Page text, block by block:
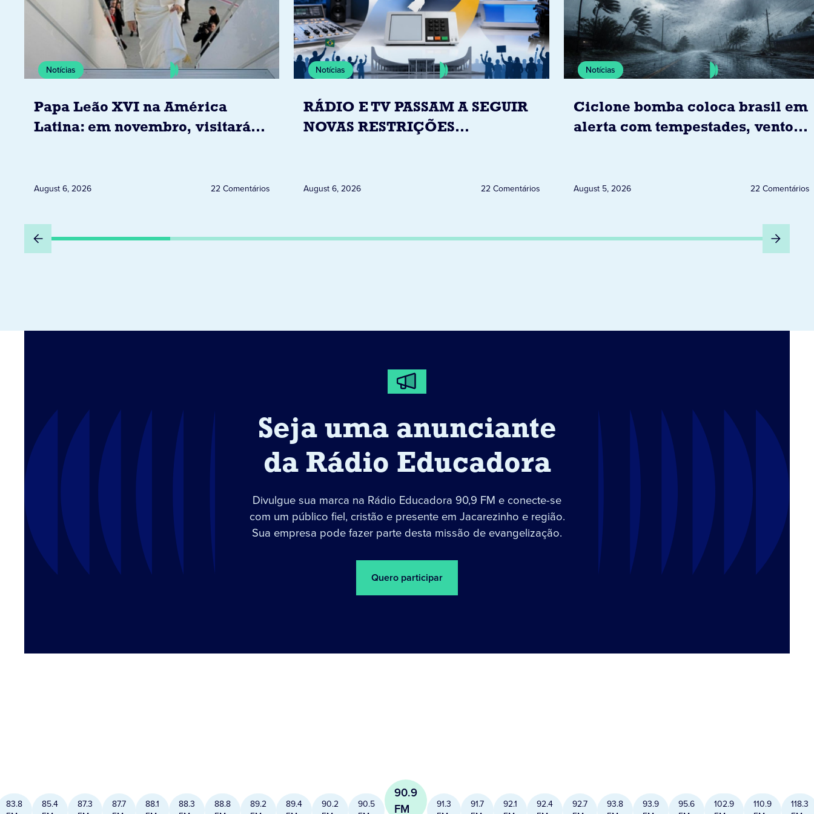
Notícias
Papa Leão XVI na América
Latina: em novembro, visitará
August 6, 2026 22 Comentários
Notícias
RÁDIO E TV PASSAM A SEGUIR
NOVAS RESTRIÇÕES
August 6, 2026 22 Comentários
Notícias
Ciclone bomba coloca brasil em
alerta com tempestades, ventos
August 5, 2026 22 Comentários
Seja uma anunciante
da Rádio Educadora
Divulgue sua marca na Rádio Educadora 90,9 FM e conecte-se
com um público fiel, cristão e presente em Jacarezinho e região.
Sua empresa pode fazer parte desta missão de evangelização.
Quero participar
83.8
85.4
87.3
87.7
88.1
88.3
88.8
89.2
89.4
90.2
90.5
90.9
FM
91.3
91.7
92.1
92.4
92.7
93.8
93.9
95.6
102.9
110.9
118.3